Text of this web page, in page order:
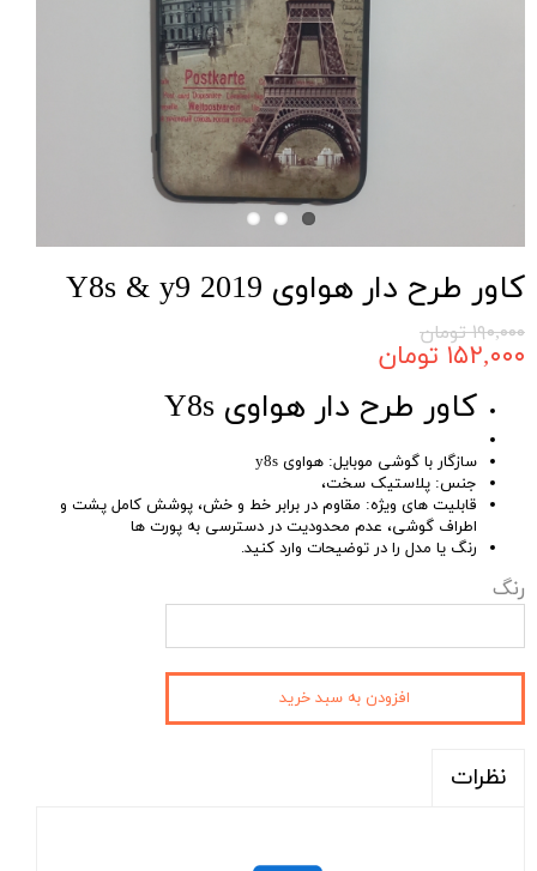
کاور طرح دار هواوی Y8s & y9 2019
۱۹۰,۰۰۰ تومان
۱۵۲,۰۰۰ تومان
کاور طرح دار هواوی Y8s
سازگار با گوشی موبایل: هواوی y8s
جنس: پلاستیک سخت،
قابلیت های ویژه: مقاوم در برابر خط و خش، پوشش کامل پشت و
اطراف گوشی، عدم محدودیت در دسترسی به پورت ها
رنگ یا مدل را در توضیحات وارد کنید.
رنگ
افزودن به سبد خرید
نظرات